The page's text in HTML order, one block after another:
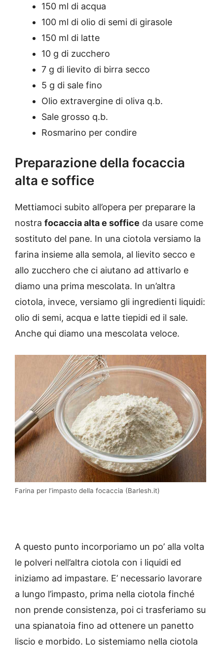
150 ml di acqua
100 ml di olio di semi di girasole
150 ml di latte
10 g di zucchero
7 g di lievito di birra secco
5 g di sale fino
Olio extravergine di oliva q.b.
Sale grosso q.b.
Rosmarino per condire
Preparazione della focaccia
alta e soffice
Mettiamoci subito all’opera per preparare la
nostra focaccia alta e soffice da usare come
sostituto del pane. In una ciotola versiamo la
farina insieme alla semola, al lievito secco e
allo zucchero che ci aiutano ad attivarlo e
diamo una prima mescolata. In un’altra
ciotola, invece, versiamo gli ingredienti liquidi:
olio di semi, acqua e latte tiepidi ed il sale.
Anche qui diamo una mescolata veloce.
Farina per l’impasto della focaccia (Barlesh.it)
A questo punto incorporiamo un po’ alla volta
le polveri nell’altra ciotola con i liquidi ed
iniziamo ad impastare. E’ necessario lavorare
a lungo l’impasto, prima nella ciotola finché
non prende consistenza, poi ci trasferiamo su
una spianatoia fino ad ottenere un panetto
liscio e morbido. Lo sistemiamo nella ciotola